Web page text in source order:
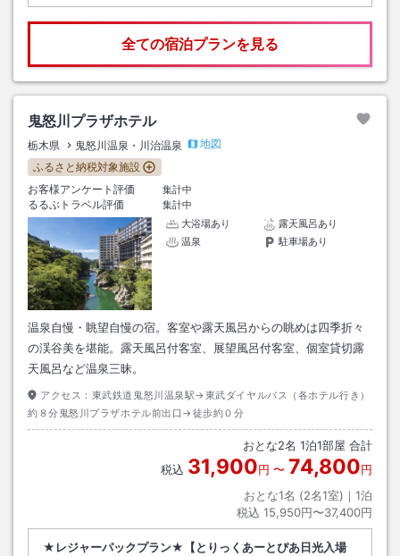
全ての宿泊プランを見る
鬼怒川プラザホテル
栃木県 鬼怒川温泉・川治温泉
地図
ふるさと納税対象施設
お客様アンケート評価
集計中
るるぶトラベル評価
集計中
大浴場あり
露天風呂あり
温泉
駐車場あり
温泉自慢・眺望自慢の宿。客室や露天風呂からの眺めは四季折々
の渓谷美を堪能。露天風呂付客室、展望風呂付客室、個室貸切露
天風呂など温泉三昧。
アクセス： 東武鉄道鬼怒川温泉駅→東武ダイヤルバス（各ホテル行き）
約８分鬼怒川プラザホテル前出口→徒歩約０分
おとな2名 1泊1部屋 合計
税込 31,900円 〜 74,800円
おとな1名 (2名1室)｜ 1泊
税込 15,950円〜37,400円
★レジャーパックプラン★【とりっくあーとぴあ日光入場